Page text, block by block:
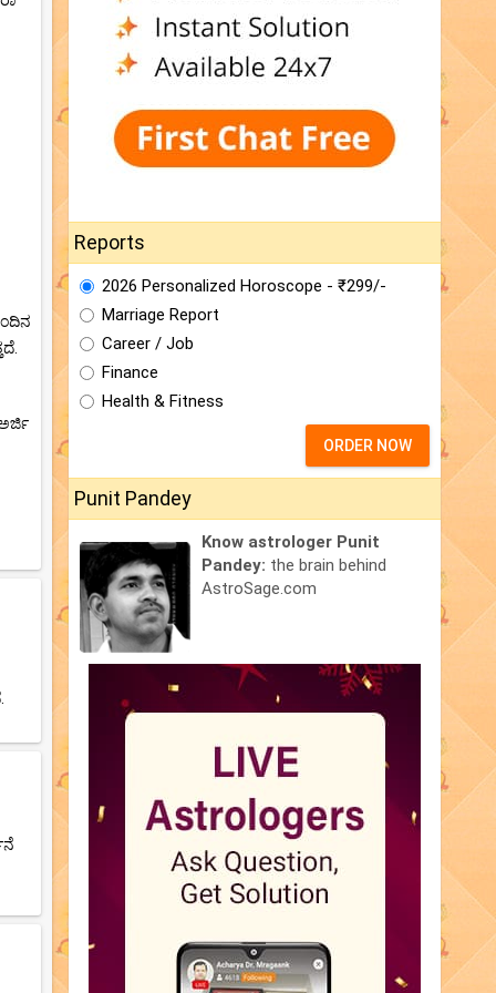
Reports
2026 Personalized Horoscope - ₹299/-
Marriage Report
Career / Job
Finance
Health & Fitness
ORDER NOW
Punit Pandey
Know astrologer Punit
Pandey: the brain behind
AstroSage.com